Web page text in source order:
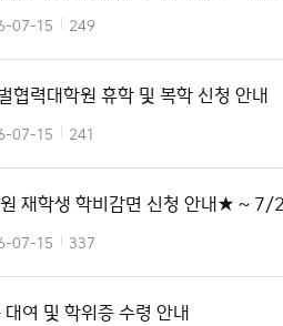
07-15 249
력대학원 휴학 및 복학 신청 안내
07-15 241
재학생 학비감면 신청 안내★ ~ 7/
07-15 337
여 및 학위증 수령 안내